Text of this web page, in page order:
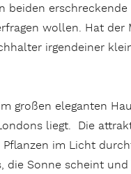
beiden erschreckende
wollen. Hat der
irgendeiner
großen eleganten
liegt. Die
Pflanzen im Licht
die Sonne scheint und